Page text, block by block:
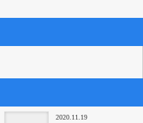
2020.11.19